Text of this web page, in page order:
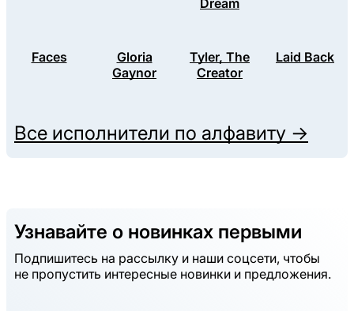
Dream
Faces
Gloria
Gaynor
Tyler, The
Creator
Laid Back
Все исполнители по алфавиту →
Узнавайте о новинках первыми
Подпишитесь на рассылку и наши соцсети, чтобы
не пропустить интересные новинки и предложения.